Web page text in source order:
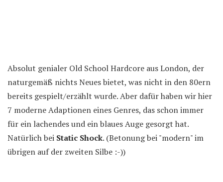
Absolut genialer Old School Hardcore aus London, der
naturgemäß nichts Neues bietet, was nicht in den 80ern
bereits gespielt/erzählt wurde. Aber dafür haben wir hier
7 moderne Adaptionen eines Genres, das schon immer
für ein lachendes und ein blaues Auge gesorgt hat.
Natürlich bei Static Shock. (Betonung bei "modern" im
übrigen auf der zweiten Silbe :-))